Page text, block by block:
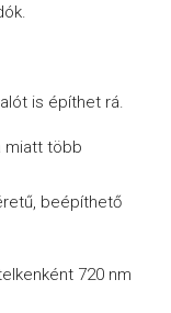
is építhet rá.
miatt több
beépíthető
720 nm